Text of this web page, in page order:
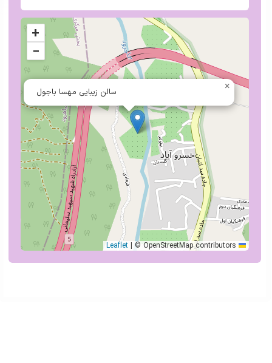
سالن زیبایی مهسا باجول ×
+
−
| © OpenStreetMap contributors